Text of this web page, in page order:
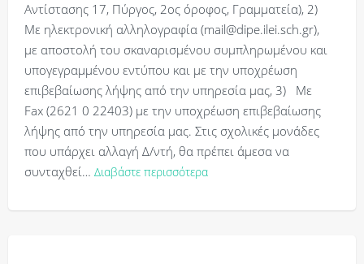
Αντίστασης 17, Πύργος, 2ος όροφος, Γραμματεία), 2)
Με ηλεκτρονική αλληλογραφία (mail@dipe.ilei.sch.gr),
με αποστολή του σκαναρισμένου συμπληρωμένου και
υπογεγραμμένου εντύπου και με την υποχρέωση
επιβεβαίωσης λήψης από την υπηρεσία μας, 3) Με
Fax (2621 0 22403) με την υποχρέωση επιβεβαίωσης
λήψης από την υπηρεσία μας. Στις σχολικές μονάδες
που υπάρχει αλλαγή Δ/ντή, θα πρέπει άμεσα να
συνταχθεί… Διαβάστε περισσότερα